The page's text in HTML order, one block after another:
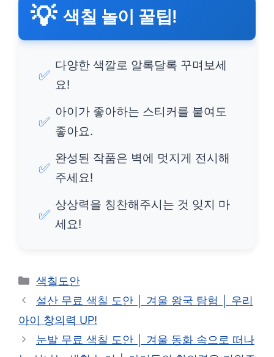
💡 색칠 놀이 꿀팁!
✅
다양한 색깔로 알록달록 꾸며보세
요!
✅
아이가 좋아하는 스티커를 붙여도
좋아요.
✅
완성된 작품은 벽에 멋지게 전시해
주세요!
✅
상상력을 칭찬해주시는 것 잊지 마
세요!
카
테
리
색칠도안
설산 무료 색칠 도안 │ 겨울 왕국 탐험 │ 우리
아이 창의력 UP!
눈발 무료 색칠 도안 │ 겨울 동화 속으로 떠나